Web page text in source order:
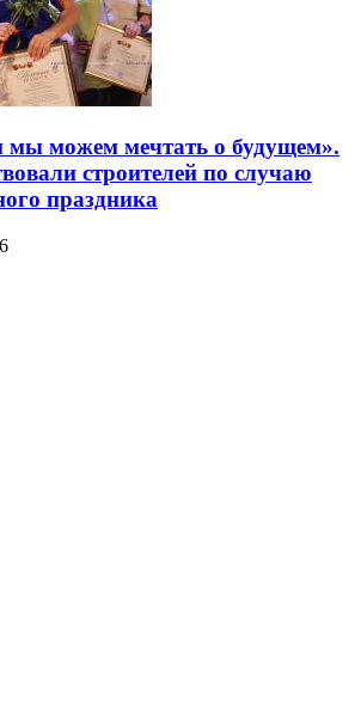
мы можем мечтать о будущем».
строителей по случаю
праздника